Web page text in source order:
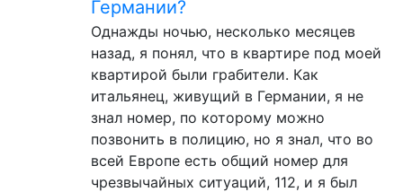
Германии?
Однажды ночью, несколько месяцев
назад, я понял, что в квартире под моей
квартирой были грабители. Как
итальянец, живущий в Германии, я не
знал номер, по которому можно
позвонить в полицию, но я знал, что во
всей Европе есть общий номер для
чрезвычайных ситуаций, 112, и я был